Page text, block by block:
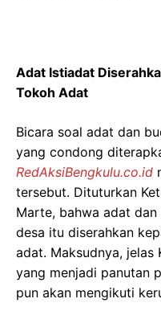
Adat Istiadat
Tokoh Adat
Bicara soal adat dan
yang condong
RedAksiBengkulu.co.id
tersebut. Dituturkan
Marte, bahwa adat
desa itu diserahkan
adat. Maksudnya, jelas
yang menjadi panutan
pun akan mengikuti